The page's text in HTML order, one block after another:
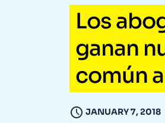
Los
ganan
común
JANUARY 7, 2018